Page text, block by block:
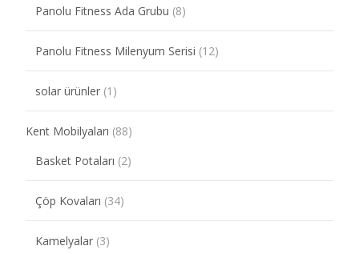
Panolu Fitness Ada Grubu (8)
Panolu Fitness Milenyum Serisi (12)
solar ürünler (1)
Kent Mobilyaları (88)
Basket Potaları (2)
Çöp Kovaları (34)
Kamelyalar (3)